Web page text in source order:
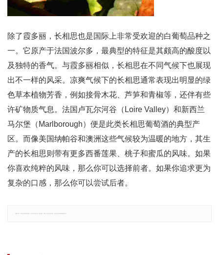
除了霞多丽，长相思也是国际上非常受欢迎的白葡萄品种之
一。它原产于法国波尔多，最典型的特征是其颇高的酸度以
及独特的香气。与霞多丽相似，长相思在不同气候下也展现
出不一样的风采。凉爽气候下的长相思通常表现出明显的绿
色草本植物芳香，例如接骨木花、芦笋和青椒等，还伴有些
许矿物质气息。法国卢瓦尔河谷（Loire Valley）和新西兰
马尔堡（Marlborough）便是此类长相思葡萄酒的典型产
区。而像美国纳帕谷和澳洲这些气候较为温暖的地方，其生
产的长相思则带有更多西番莲果、桃子和蜜瓜的风味。如果
你喜欢纯粹的风味，那么你可以选择前者。如果你追求更为
复杂的口感，那么你可以尝试后者。